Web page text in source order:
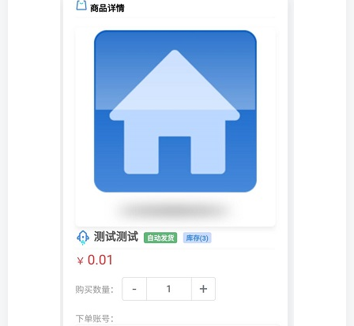
登录
社交账号登录
码云登录